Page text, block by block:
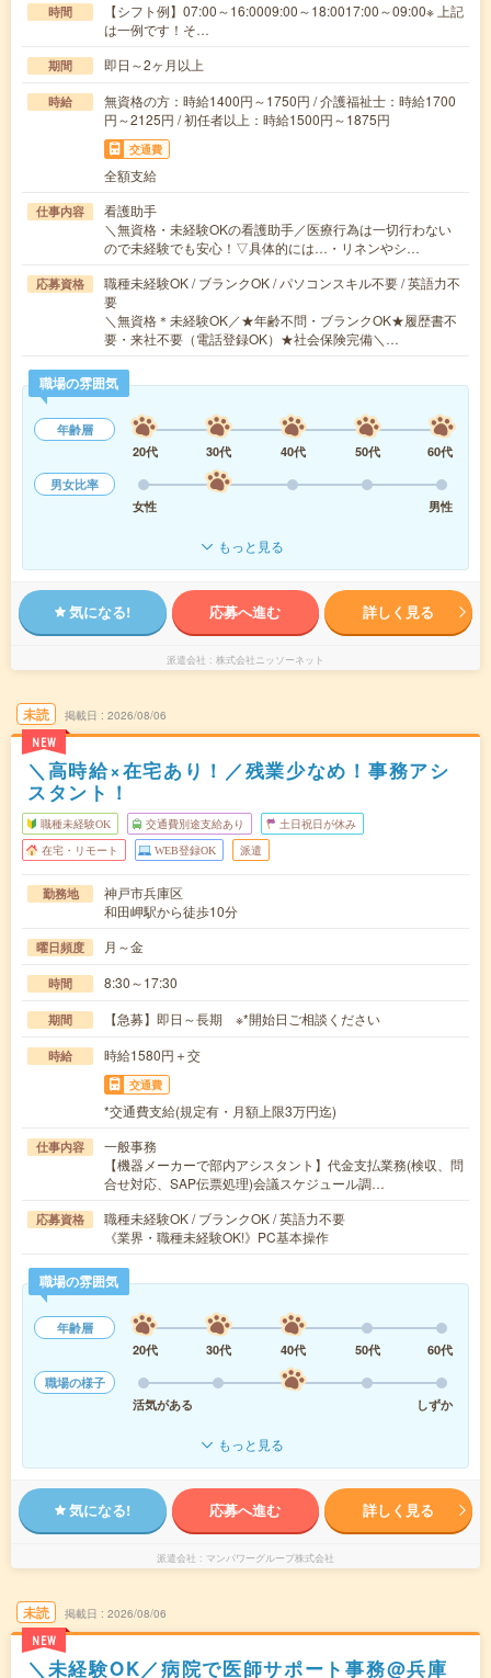
時間
【シフト例】07:00～16:0009:00～18:0017:00～09:00※ 上記
は一例です！そ…
期間 即日～2ヶ月以上
時給
無資格の方：時給1400円～1750円 / 介護福祉士：時給1700
円～2125円 / 初任者以上：時給1500円～1875円
交通費
全額支給
仕事内容
看護助手
＼無資格・未経験OKの看護助手／医療行為は一切行わない
ので未経験でも安心！▽具体的には…・リネンやシ…
応募資格
職種未経験OK / ブランクOK / パソコンスキル不要 / 英語力不
要
＼無資格＊未経験OK／★年齢不問・ブランクOK★履歴書不
要・来社不要（電話登録OK）★社会保険完備＼…
職場の雰囲気
年齢層
20代
30代 40代 50代
60代
男女比率
女性
男性
もっと見る
気になる! 応募へ進む 詳しく見る
派遣会社 株式会社ニッソーネット
未読
NEW
掲載日 2026/08/06
＼高時給×在宅あり！／残業少なめ！事務アシ
スタント！
職種未経験OK 交通費別途支給あり 土日祝日が休み
在宅・リモート WEB登録OK 派遣
勤務地
神戸市兵庫区
和田岬駅から徒歩10分
曜日頻度 月～金
時間 8:30～17:30
期間 【急募】即日～長期 ※*開始日ご相談ください
時給 時給1580円＋交
交通費
*交通費支給(規定有・月額上限3万円迄)
仕事内容
一般事務
【機器メーカーで部内アシスタント】代金支払業務(検収、問
合せ対応、SAP伝票処理)会議スケジュール調…
応募資格
職種未経験OK / ブランクOK / 英語力不要
《業界・職種未経験OK!》PC基本操作
職場の雰囲気
年齢層
20代
30代 40代 50代
60代
職場の様子
活気がある
しずか
もっと見る
気になる! 応募へ進む 詳しく見る
派遣会社 マンパワーグループ株式会社
未読
NEW
掲載日 2026/08/06
＼未経験OK／病院で医師サポート事務@兵庫